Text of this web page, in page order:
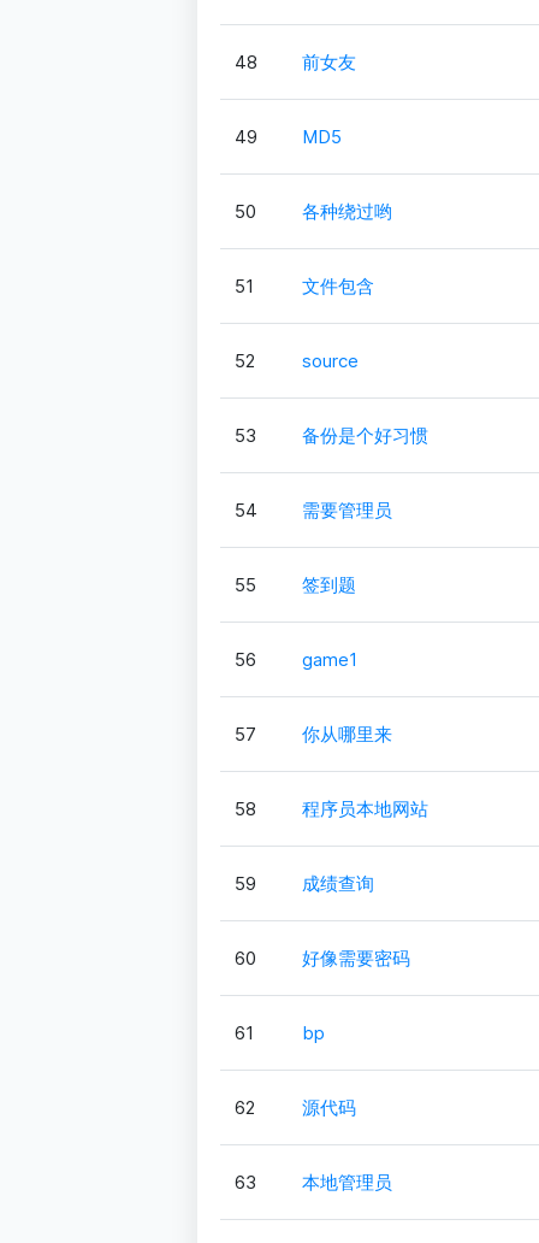
48 前女友
49 MD5
50 各种绕过哟
51 文件包含
52 source
53 备份是个好习惯
54 需要管理员
55 签到题
56 game1
57 你从哪里来
58 程序员本地网站
59 成绩查询
60 好像需要密码
61 bp
62 源代码
63 本地管理员